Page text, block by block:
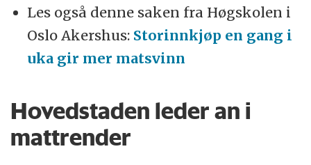
Les også denne saken fra Høgskolen i
Oslo Akershus: Storinnkjøp en gang i
uka gir mer matsvinn
Hovedstaden leder an i
mattrender